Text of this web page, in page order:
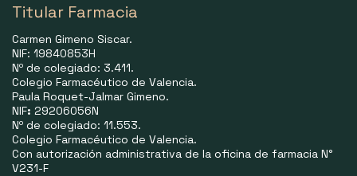
Titular Farmacia
Carmen Gimeno Siscar.
NIF: 19840853H
Nº de colegiado: 3.411.
Colegio Farmacéutico de Valencia.
Paula Roquet-Jalmar Gimeno.
NIF: 29206056N
Nº de colegiado: 11.553.
Colegio Farmacéutico de Valencia.
Con autorización administrativa de la oficina de farmacia N°
V231-F